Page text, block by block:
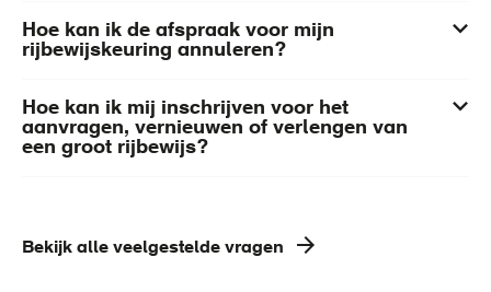
Hoe kan ik de afspraak voor mijn
rijbewijskeuring annuleren?
Hoe kan ik mij inschrijven voor het
aanvragen, vernieuwen of verlengen van
een groot rijbewijs?
Bekijk alle veelgestelde vragen